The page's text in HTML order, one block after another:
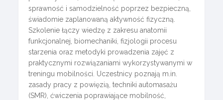
sprawność i samodzielność poprzez bezpieczną,
świadomie zaplanowaną aktywność fizyczną.
Szkolenie łączy wiedzę z zakresu anatomii
funkcjonalnej, biomechaniki, fizjologii procesu
starzenia oraz metodyki prowadzenia zajęć z
praktycznymi rozwiązaniami wykorzystywanymi w
treningu mobilności. Uczestnicy poznają m.in.
zasady pracy z powięzią, techniki automasażu
(SMR), ćwiczenia poprawiające mobilność,